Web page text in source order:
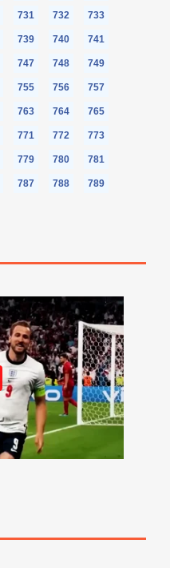
731 732 733
739 740 741
747 748 749
755 756 757
763 764 765
771 772 773
779 780 781
787 788 789